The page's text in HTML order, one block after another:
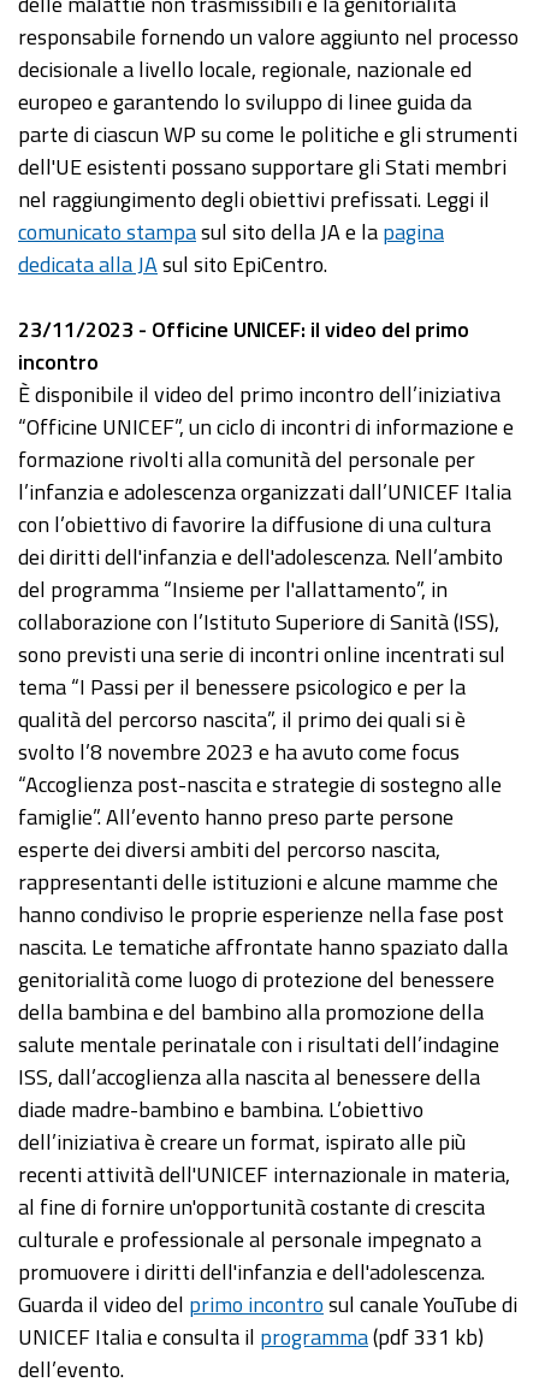
responsabile fornendo un valore aggiunto nel processo
decisionale a livello locale, regionale, nazionale ed
europeo e garantendo lo sviluppo di linee guida da
parte di ciascun WP su come le politiche e gli strumenti
dell'UE esistenti possano supportare gli Stati membri
nel raggiungimento degli obiettivi prefissati. Leggi il
comunicato stampasul sito della JA e lapagina
dedicata alla JAsul sito EpiCentro.
23/11/2023 - Officine UNICEF: il video del primo
incontro
È disponibile il video del primo incontro dell’iniziativa
“Officine UNICEF”, un ciclo di incontri di informazione e
formazione rivolti alla comunità del personale per
l’infanzia e adolescenza organizzati dall’UNICEF Italia
con l’obiettivo di favorire la diffusione di una cultura
dei diritti dell'infanzia e dell'adolescenza. Nell’ambito
del programma “Insieme per l'allattamento”, in
collaborazione con l’Istituto Superiore di Sanità (ISS),
sono previsti una serie di incontri online incentrati sul
tema “I Passi per il benessere psicologico e per la
qualità del percorso nascita”, il primo dei quali si è
svolto l’8 novembre 2023 e ha avuto come focus
“Accoglienza post-nascita e strategie di sostegno alle
famiglie”. All’evento hanno preso parte persone
esperte dei diversi ambiti del percorso nascita,
rappresentanti delle istituzioni e alcune mamme che
hanno condiviso le proprie esperienze nella fase post
nascita. Le tematiche affrontate hanno spaziato dalla
genitorialità come luogo di protezione del benessere
della bambina e del bambino alla promozione della
salute mentale perinatale con i risultati dell’indagine
ISS, dall’accoglienza alla nascita al benessere della
diade madre-bambino e bambina. L’obiettivo
dell’iniziativa è creare un format, ispirato alle più
recenti attività dell'UNICEF internazionale in materia,
al fine di fornire un'opportunità costante di crescita
culturale e professionale al personale impegnato a
promuovere i diritti dell'infanzia e dell'adolescenza.
Guarda il video del primo incontrosul canale YouTube di
UNICEF Italia e consulta il programma(pdf 331 kb)
dell’evento.